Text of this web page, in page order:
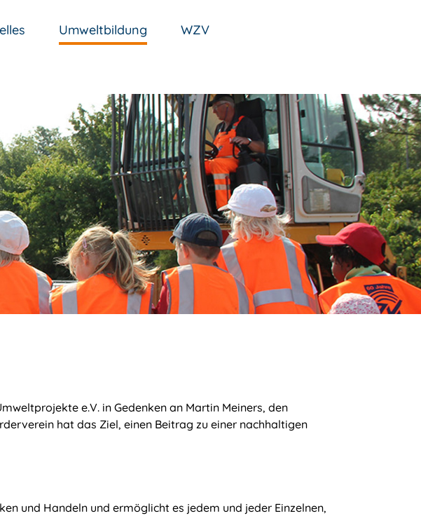
Umweltbildung WZV
e.V. in Gedenken an Martin Meiners, den
hat das Ziel, einen Beitrag zu einer nachhaltigen
und Handeln und ermöglicht es jedem und jeder Einzelnen,